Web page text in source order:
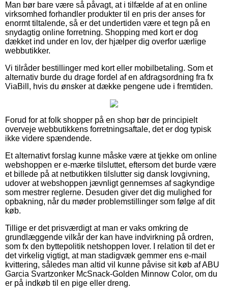
Man bør bare være så påvagt, at i tilfælde af at en online
virksomhed forhandler produkter til en pris der anses for
enormt tiltalende, så er det undertiden være et tegn på en
snydagtig online forretning. Shopping med kort er dog
dækket ind under en lov, der hjælper dig overfor uærlige
webbutikker.
Vi tilråder bestillinger med kort eller mobilbetaling. Som et
alternativ burde du drage fordel af en afdragsordning fra fx
ViaBill, hvis du ønsker at dække pengene ude i fremtiden.
Forud for at folk shopper på en shop bør de principielt
overveje webbutikkens forretningsaftale, det er dog typisk
ikke videre spændende.
Et alternativt forslag kunne måske være at tjekke om online
webshoppen er e-mærke tilsluttet, eftersom det burde være
et billede på at netbutikken tilslutter sig dansk lovgivning,
udover at webshoppen jævnligt gennemses af sagkyndige
som mestrer reglerne. Desuden giver det dig mulighed for
opbakning, når du møder problemstillinger som følge af dit
køb.
Tillige er det prisværdigt at man er vaks omkring de
grundlæggende vilkår der kan have indvirkning på ordren,
som fx den byttepolitik netshoppen lover. I relation til det er
det virkelig vigtigt, at man stadigvæk gemmer ens e-mail
kvittering, således man altid vil kunne påvise sit køb af ABU
Garcia Svartzonker McSnack-Golden Minnow Color, om du
er på indkøb til en pige eller dreng.